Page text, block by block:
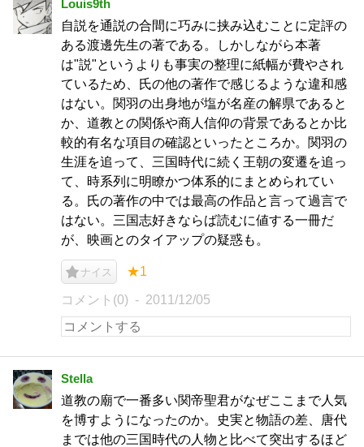
Louis9th
自説を通説の合間に巧みに挟み込むことに定評の
ある渡邊先生の著である。しかしながら本著
は"説"というよりも事実の整理に紙幅が費やされ
ているため、氏の他の著作で感じるような違和感
はない。関羽の出身地が塩が名産の解県であると
か、道教との関係や商人信仰の背景であるとか比
較的有名な項目の確認といったところか。関羽の
生涯を追って、三国時代に続く王朝の変遷を追っ
て、時系列に明瞭かつ体系的にまとめられてい
る。氏の著作の中では最高の作品と言って過言で
はない。三国志好きならば読むに値する一冊だ
が、映画とのタイアップの疑惑も。
ナイス ★1
コメント(0) 2011/12/05
Stella
道教の廟で一番多い関帝聖君がなぜここまで人気
を博すようになったのか。史実と物語の差、唐代
までは他の三国時代の人物と比べて突出するほど